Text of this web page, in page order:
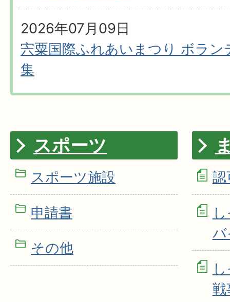
2026年07月09日
宍粟国際ふれあいまつり ボラ
集
スポーツ
スポーツ施設
申請書
その他
認
バ
戦